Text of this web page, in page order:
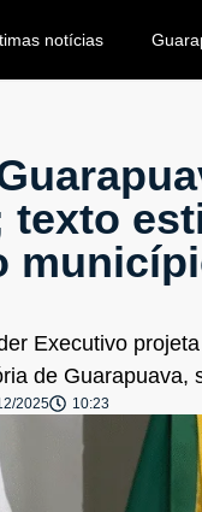
notícias
texto
Executivo
de Guarapuava,
2025 10:23